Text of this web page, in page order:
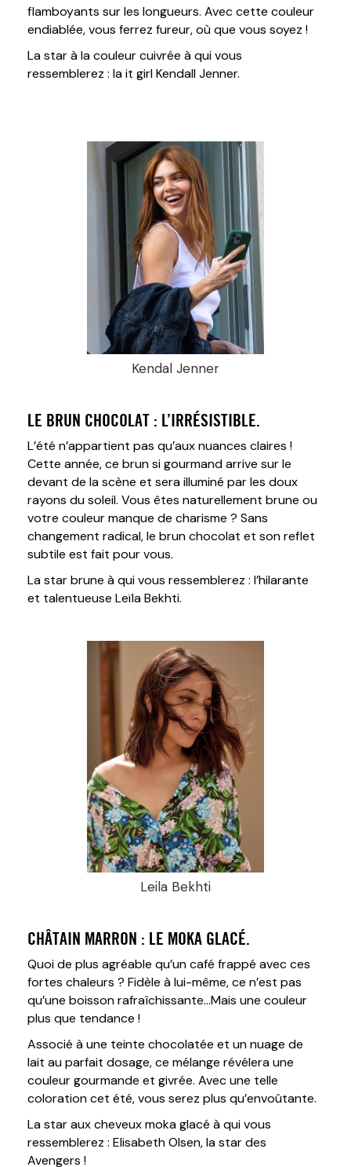
flamboyants sur les longueurs. Avec cette couleur
endiablée, vous ferrez fureur, où que vous soyez !
La star à la couleur cuivrée à qui vous
ressemblerez : la it girl Kendall Jenner.
Kendal Jenner
LE BRUN CHOCOLAT : L’IRRÉSISTIBLE.
L’été n’appartient pas qu’aux nuances claires !
Cette année, ce brun si gourmand arrive sur le
devant de la scène et sera illuminé par les doux
rayons du soleil. Vous êtes naturellement brune ou
votre couleur manque de charisme ? Sans
changement radical, le brun chocolat et son reflet
subtile est fait pour vous.
La star brune à qui vous ressemblerez : l’hilarante
et talentueuse Leïla Bekhti.
Leila Bekhti
CHÂTAIN MARRON : LE MOKA GLACÉ.
Quoi de plus agréable qu’un café frappé avec ces
fortes chaleurs ? Fidèle à lui-même, ce n’est pas
qu’une boisson rafraîchissante…Mais une couleur
plus que tendance !
Associé à une teinte chocolatée et un nuage de
lait au parfait dosage, ce mélange révélera une
couleur gourmande et givrée. Avec une telle
coloration cet été, vous serez plus qu’envoûtante.
La star aux cheveux moka glacé à qui vous
ressemblerez : Elisabeth Olsen, la star des
Avengers !